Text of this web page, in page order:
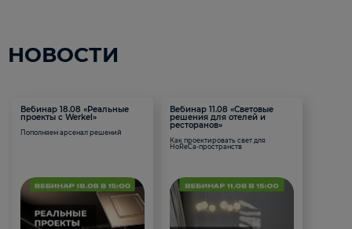
НОВОСТИ
Вебинар 18.08 «Реальные
проекты с Werkel»
Пополняем арсенал решений
Вебинар 11.08 «Световые
решения для отелей и
ресторанов»
Как проектировать свет для
HoReCa-пространств